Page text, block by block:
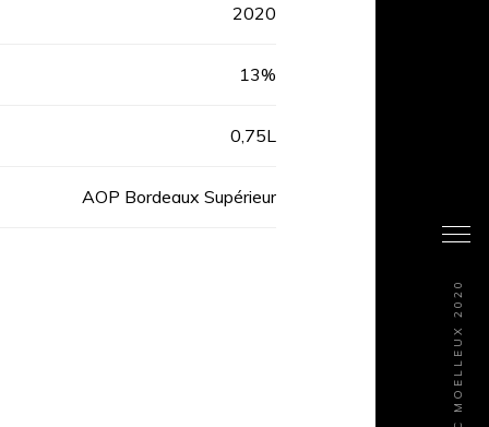
2020
13%
0,75L
AOP Bordeaux Supérieur